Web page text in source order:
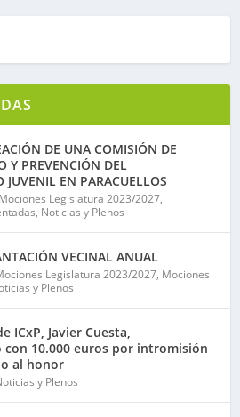
DE UNA COMISIÓN DE
Y PREVENCIÓN DEL
JUVENIL EN PARACUELLOS
Mociones Legislatura 2023/2027,
, Noticias y Plenos
VECINAL ANUAL
Legislatura 2023/2027, Mociones
y Plenos
ICxP, Javier Cuesta,
con 10.000 euros por intromisión
al honor
y Plenos